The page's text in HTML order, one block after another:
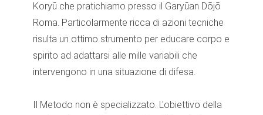
Koryū che pratichiamo presso il Garyūan Dōjō
Roma. Particolarmente ricca di azioni tecniche
risulta un ottimo strumento per educare corpo e
spirito ad adattarsi alle mille variabili che
intervengono in una situazione di difesa.
Il Metodo non è specializzato. L'obiettivo della